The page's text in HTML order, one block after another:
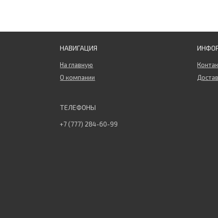
НАВИГАЦИЯ
На главную
О компании
+7 (777) 284-60-99